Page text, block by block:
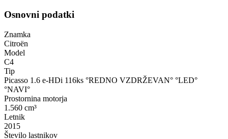
Osnovni podatki
Znamka
Citroën
Model
C4
Tip
Picasso 1.6 e-HDi 116ks °REDNO VZDRŽEVAN° °LED°
°NAVI°
Prostornina motorja
1.560 cm³
Letnik
2015
Število lastnikov